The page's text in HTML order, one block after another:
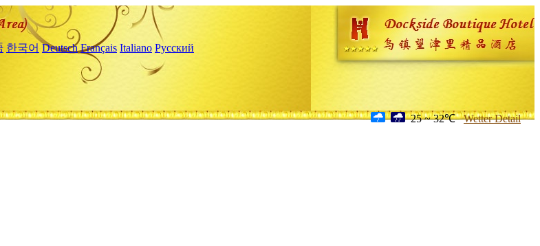
한국어 Deutsch Français Italiano Русский
25 ~ 32℃ Wetter Detail